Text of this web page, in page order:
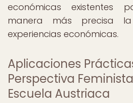
económicas existentes
manera más precisa
experiencias económicas.
Aplicaciones
Perspectiva
Escuela Austriaca